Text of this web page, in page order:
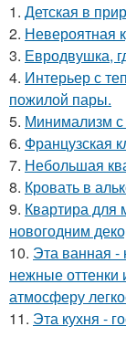
1. Детская в
2. Невероятная
3. Евродвушка,
4. Интерьер с
пожилой пары.
5. Минимализм с
6. Французская
7. Небольшая
8. Кровать в
9. Квартира для
новогодним
10. Эта ванная -
нежные
атмосферу
11. Эта кухня -